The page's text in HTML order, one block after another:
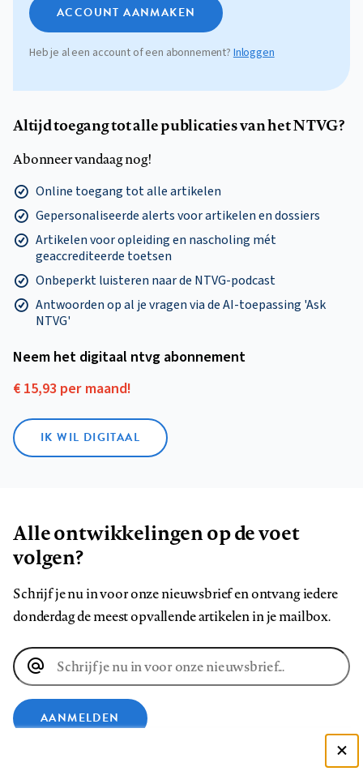
ACCOUNT AANMAKEN
Heb je al een account of een abonnement? Inloggen
Altijd toegang tot alle publicaties van het NTVG?
Abonneer vandaag nog!
Online toegang tot alle artikelen
Gepersonaliseerde alerts voor artikelen en dossiers
Artikelen voor opleiding en nascholing mét
geaccrediteerde toetsen
Onbeperkt luisteren naar de NTVG-podcast
Antwoorden op al je vragen via de AI-toepassing 'Ask
NTVG'
Neem het digitaal ntvg abonnement
€ 15,93 per maand!
IK WIL DIGITAAL
Alle ontwikkelingen op de voet
volgen?
Schrijf je nu in voor onze nieuwsbrief en ontvang iedere
donderdag de meest opvallende artikelen in je mailbox.
E-
mailadres
AANMELDEN